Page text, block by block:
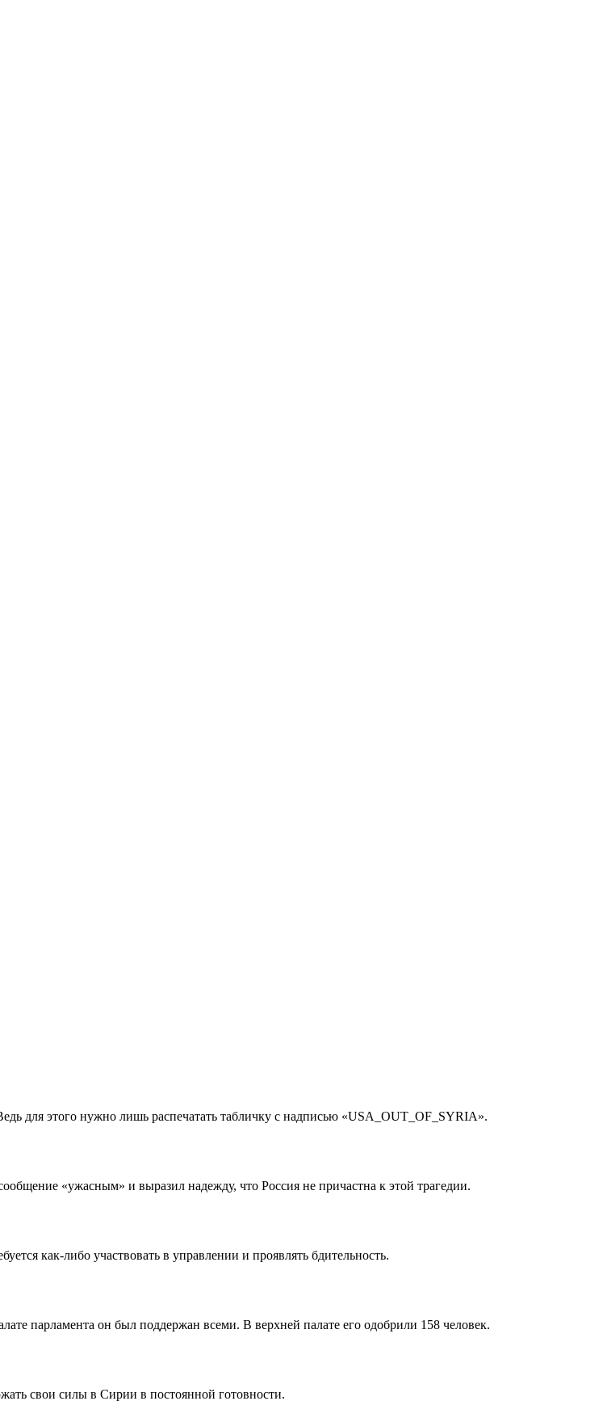
для этого нужно лишь распечатать табличку с надписью «USA_OUT_OF_SYRIA».
«ужасным» и выразил надежду, что Россия не причастна к этой трагедии.
как-либо участвовать в управлении и проявлять бдительность.
парламента он был поддержан всеми. В верхней палате его одобрили 158 человек.
свои силы в Сирии в постоянной готовности.